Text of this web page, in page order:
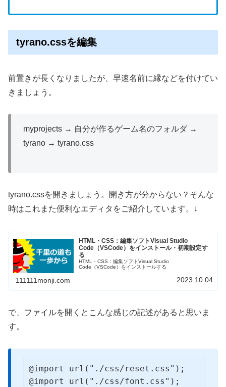
tyrano.cssを編集
前置きが長くなりましたが、早速名前に縁などを付けてい
きましょう。
myprojects → 自分が作るゲーム名のフォルダ →
tyrano → tyrano.css
tyrano.cssを開きましょう。開き方が分からない？そんな
時はこれまた便利なエディタをご紹介しています。↓
HTML・CSS：編集ソフトVisual Studio
Code（VSCode）をインストール・初期設定す
る
HTML・CSS：編集ソフトVisual Studio
Code（VSCode）をインストールする
111111monji.com 2023.10.04
で、ファイルを開くとこんな感じの記述があると思いま
す。
@import url("./css/reset.css");
@import url("./css/font.css");